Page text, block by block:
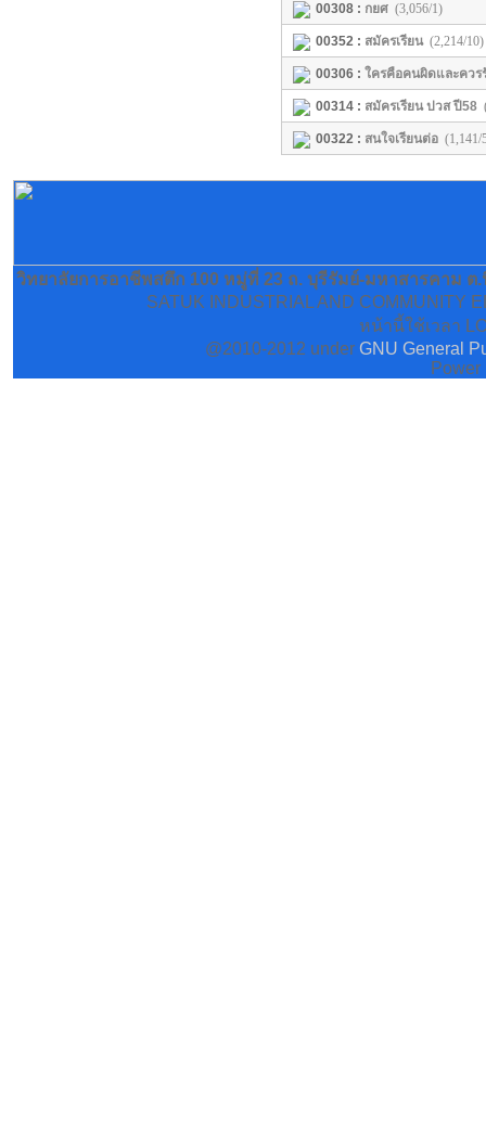
00308 : กยศ (3,056/1)
00352 : สมัครเรียน (2,214/10)
00306 : ใครคือคนผิดและควร
00314 : สมัครเรียน ปวส ปี58
00322 : สนใจเรียนต่อ (1,141/
วิทยาลัยการอาชีพสตึก 100 หมู่ที่ 23 ถ. บุรีรัมย์-มหาสารคาม ต.
SATUK INDUSTRIAL AND COMMUNITY
หน้านี้ใช้เวลา
@2010-2012 under GNU General
Power